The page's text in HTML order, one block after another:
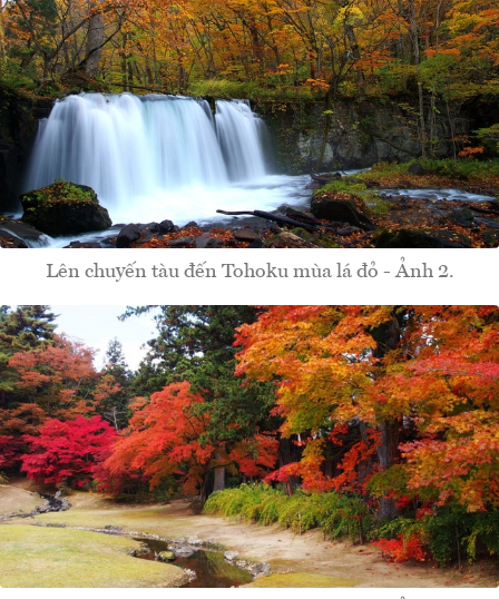
Lên chuyến tàu đến Tohoku mùa lá đỏ - Ảnh 2.